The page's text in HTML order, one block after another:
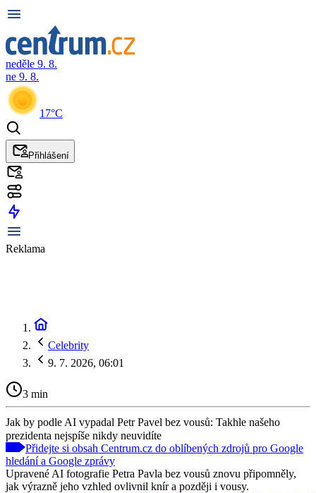
neděle 9. 8.
ne 9. 8.
17°C
Přihlášení
Reklama
Celebrity
9. 7. 2026, 06:01
3 min
Jak by podle AI vypadal Petr Pavel bez vousů: Takhle našeho
prezidenta nejspíše nikdy neuvidíte
Přidejte si obsah Centrum.cz do oblíbených zdrojů pro Google
hledání a Google zprávy
Upravené AI fotografie Petra Pavla bez vousů znovu připomněly,
jak výrazně jeho vzhled ovlivnil knír a později i vousy.